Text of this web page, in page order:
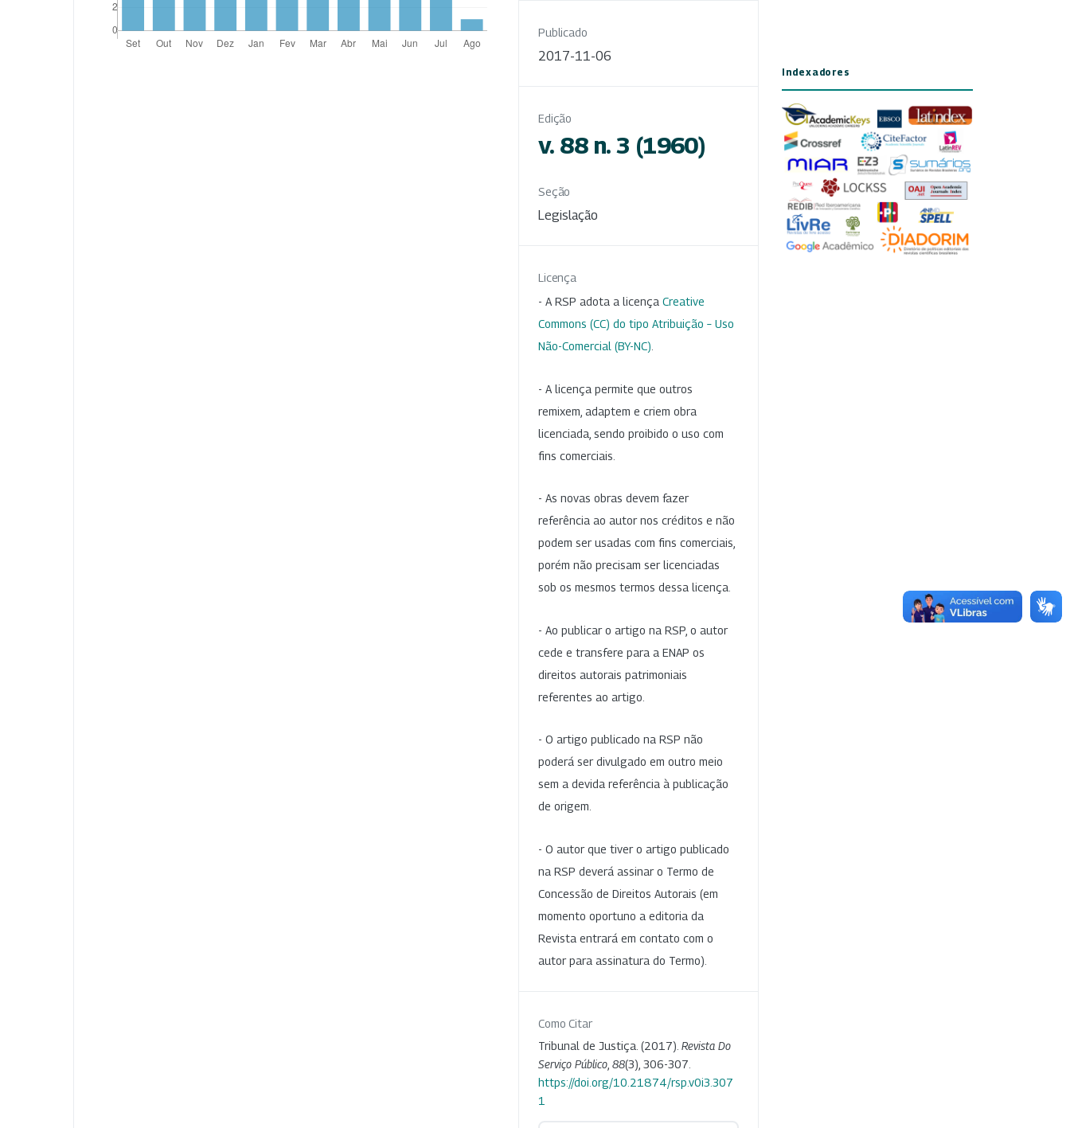
Publicado
2017-11-06
Edição
v. 88 n. 3 (1960)
Seção
Legislação
Licença
- A RSP adota a licença Creative
Commons (CC) do tipo Atribuição – Uso
Não-Comercial (BY-NC)
- A licença permite que outros
remixem, adaptem e criem obra
licenciada, sendo proibido o uso com
fins comerciais.
- As novas obras devem fazer
referência ao autor nos créditos e não
podem ser usadas com fins comerciais,
porém não precisam ser licenciadas
sob os mesmos termos dessa licença.
- Ao publicar o artigo na RSP, o autor
cede e transfere para a ENAP os
direitos autorais patrimoniais
referentes ao artigo.
- O artigo publicado na RSP não
poderá ser divulgado em outro meio
sem a devida referência à publicação
de origem.
- O autor que tiver o artigo publicado
na RSP deverá assinar o Termo de
Concessão de Direitos Autorais (em
momento oportuno a editoria da
Revista entrará em contato com o
autor para assinatura do Termo).
Como Citar
Tribunal de Justiça. (2017). Revista Do
Serviço Público 88(3), 306-307.
https://doi.org/10.21874/rsp.v0i3.307
1
Indexadores